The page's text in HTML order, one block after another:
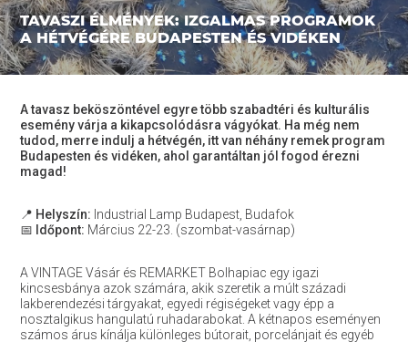
TAVASZI ÉLMÉNYEK: IZGALMAS PROGRAMOK
A HÉTVÉGÉRE BUDAPESTEN ÉS VIDÉKEN
A tavasz beköszöntével egyre több szabadtéri és kulturális
esemény várja a kikapcsolódásra vágyókat. Ha még nem
tudod, merre indulj a hétvégén, itt van néhány remek program
Budapesten és vidéken, ahol garantáltan jól fogod érezni
magad!
📍 Helyszín: Industrial Lamp Budapest, Budafok
📅 Időpont: Március 22-23. (szombat-vasárnap)
A VINTAGE Vásár és REMARKET Bolhapiac egy igazi
kincsesbánya azok számára, akik szeretik a múlt századi
lakberendezési tárgyakat, egyedi régiségeket vagy épp a
nosztalgikus hangulatú ruhadarabokat. A kétnapos eseményen
számos árus kínálja különleges bútorait, porcelánjait és egyéb